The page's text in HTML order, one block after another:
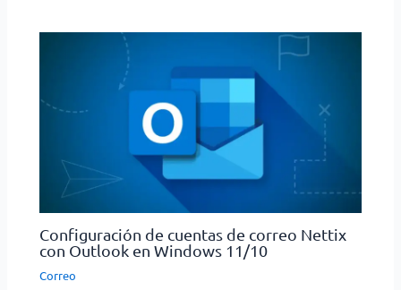
Configuración de cuentas de correo Nettix
con Outlook en Windows 11/10
Correo